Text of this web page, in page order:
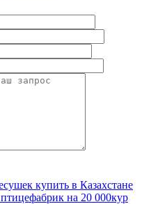
купить в Казахстане
на 20 000кур